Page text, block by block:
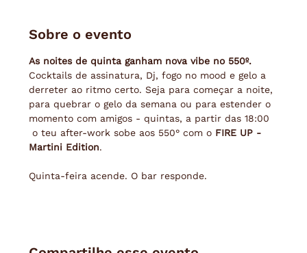
Sobre o evento
As noites de quinta ganham nova vibe no 550º.
Cocktails de assinatura, Dj, fogo no mood e gelo a
derreter ao ritmo certo. Seja para começar a noite,
para quebrar o gelo da semana ou para estender o
momento com amigos - quintas, a partir das 18:00
o teu after-work sobe aos 550° com o FIRE UP -
Martini Edition.
Quinta-feira acende. O bar responde.